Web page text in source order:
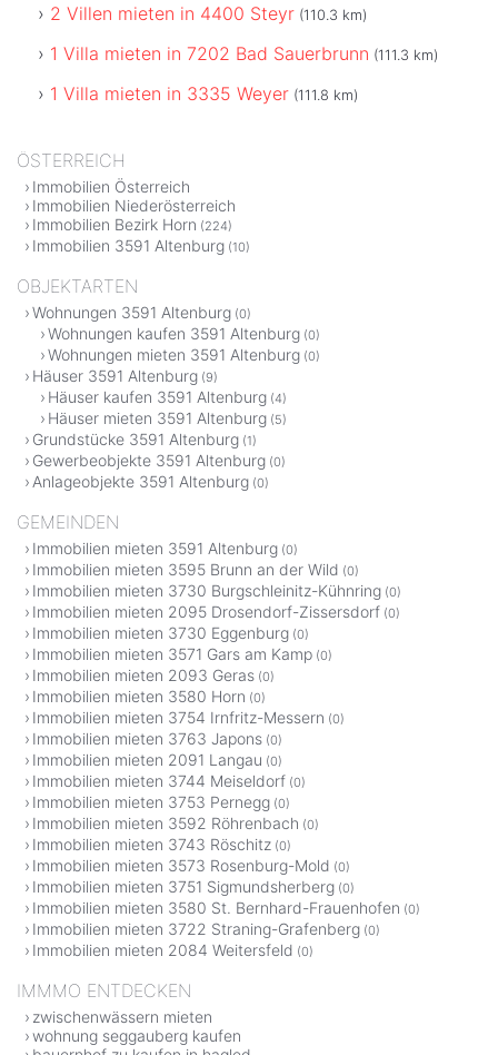
2 Villen mieten in 4400 Steyr (110.3 km)
1 Villa mieten in 7202 Bad Sauerbrunn (111.3 km)
1 Villa mieten in 3335 Weyer (111.8 km)
ÖSTERREICH
Immobilien Österreich
Immobilien Niederösterreich
Immobilien Bezirk Horn (224)
Immobilien 3591 Altenburg (10)
OBJEKTARTEN
Wohnungen 3591 Altenburg (0)
Wohnungen kaufen 3591 Altenburg (0)
Wohnungen mieten 3591 Altenburg (0)
Häuser 3591 Altenburg (9)
Häuser kaufen 3591 Altenburg (4)
Häuser mieten 3591 Altenburg (5)
Grundstücke 3591 Altenburg (1)
Gewerbeobjekte 3591 Altenburg (0)
Anlageobjekte 3591 Altenburg (0)
GEMEINDEN
Immobilien mieten 3591 Altenburg (0)
Immobilien mieten 3595 Brunn an der Wild (0)
Immobilien mieten 3730 Burgschleinitz-Kühnring (0)
Immobilien mieten 2095 Drosendorf-Zissersdorf (0)
Immobilien mieten 3730 Eggenburg (0)
Immobilien mieten 3571 Gars am Kamp (0)
Immobilien mieten 2093 Geras (0)
Immobilien mieten 3580 Horn (0)
Immobilien mieten 3754 Irnfritz-Messern (0)
Immobilien mieten 3763 Japons (0)
Immobilien mieten 2091 Langau (0)
Immobilien mieten 3744 Meiseldorf (0)
Immobilien mieten 3753 Pernegg (0)
Immobilien mieten 3592 Röhrenbach (0)
Immobilien mieten 3743 Röschitz (0)
Immobilien mieten 3573 Rosenburg-Mold (0)
Immobilien mieten 3751 Sigmundsherberg (0)
Immobilien mieten 3580 St. Bernhard-Frauenhofen (0)
Immobilien mieten 3722 Straning-Grafenberg (0)
Immobilien mieten 2084 Weitersfeld (0)
IMMMO ENTDECKEN
zwischenwässern mieten
wohnung seggauberg kaufen